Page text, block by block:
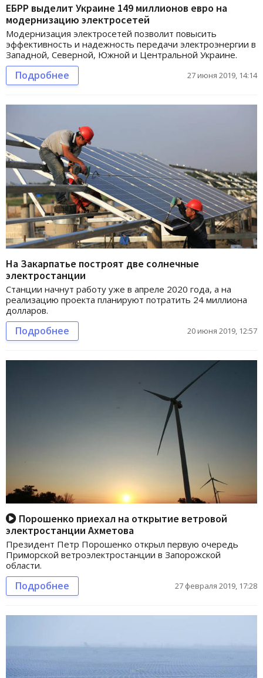
ЕБРР выделит Украине 149 миллионов евро на
модернизацию электросетей
Модернизация электросетей позволит повысить
эффективность и надежность передачи электроэнергии в
Западной, Северной, Южной и Центральной Украине.
Подробнее 27 июня 2019, 14:14
На Закарпатье построят две солнечные
электростанции
Станции начнут работу уже в апреле 2020 года, а на
реализацию проекта планируют потратить 24 миллиона
долларов.
Подробнее 20 июня 2019, 12:57
Порошенко приехал на открытие ветровой
электростанции Ахметова
Президент Петр Порошенко открыл первую очередь
Приморской ветроэлектростанции в Запорожской
области.
Подробнее 27 февраля 2019, 17:28